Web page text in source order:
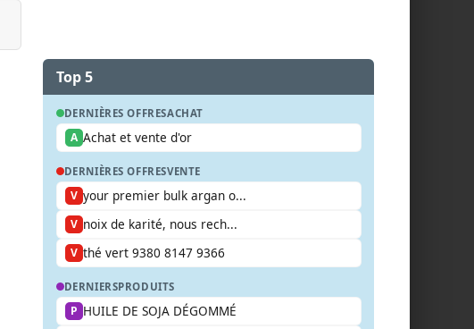
Top 5
DERNIÈRES OFFRESACHAT
A Achat et vente d'or
DERNIÈRES OFFRESVENTE
V your premier bulk argan o...
V noix de karité, nous rech...
V thé vert 9380 8147 9366
DERNIERSPRODUITS
P HUILE DE SOJA DÉGOMMÉ